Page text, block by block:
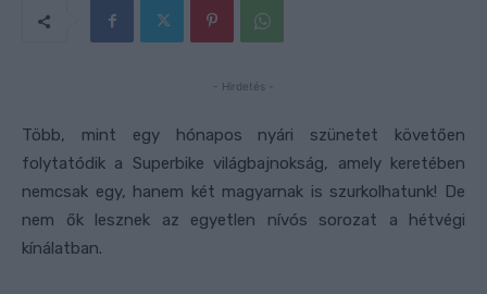
- Hirdetés -
Több, mint egy hónapos nyári szünetet követően
folytatódik a Superbike világbajnokság, amely keretében
nemcsak egy, hanem két magyarnak is szurkolhatunk! De
nem ők lesznek az egyetlen nívós sorozat a hétvégi
kínálatban.